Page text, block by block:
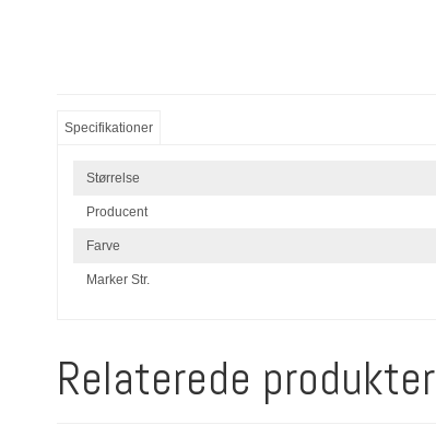
Specifikationer
Størrelse
Producent
Farve
Marker Str.
Relaterede produkter